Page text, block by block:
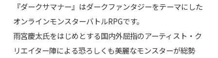
『ダークサマナー』はダークファンタジーをテーマにした
オンラインモンスターバトルRPGです。
雨宮慶太氏をはじめとする国内外屈指のアーティスト・ク
リエイター陣による恐ろしくも美麗なモンスターが総勢